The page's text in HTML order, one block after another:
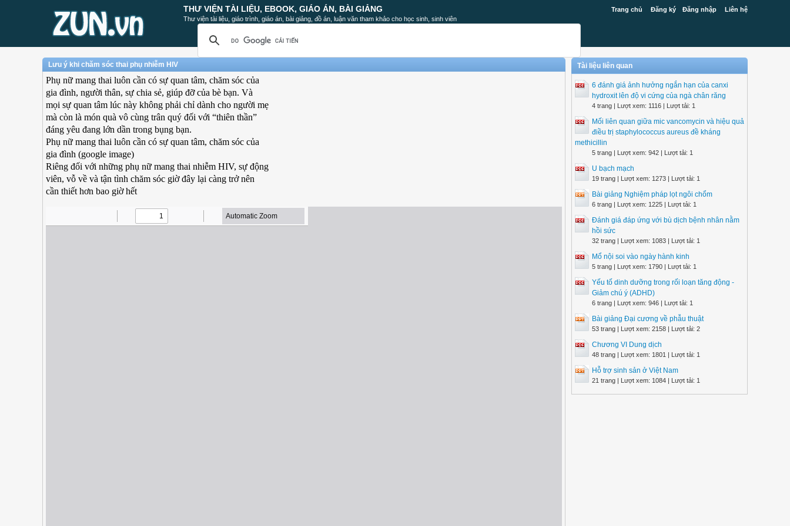
Trang chủ Đăng ký Đăng nhập Liên hệ
THƯ VIỆN TÀI LIỆU, EBOOK, GIÁO ÁN, BÀI GIẢNG
Thư viện tài liệu, giáo trình, giáo án, bài giảng, đồ án, luận văn tham khảo cho học sinh, sinh viên
Lưu ý khi chăm sóc thai phụ nhiễm HIV
Phụ nữ mang thai luôn cần có sự quan tâm, chăm sóc của
gia đình, người thân, sự chia sẻ, giúp đỡ của bè bạn. Và
mọi sự quan tâm lúc này không phải chỉ dành cho người mẹ
mà còn là món quà vô cùng trân quý đối với “thiên thần”
đáng yêu đang lớn dần trong bụng bạn.
Phụ nữ mang thai luôn cần có sự quan tâm, chăm sóc của
gia đình (google image)
Riêng đối với những phụ nữ mang thai nhiễm HIV, sự động
viên, vỗ về và tận tình chăm sóc giờ đây lại càng trở nên
cần thiết hơn bao giờ hết
Tài liệu liên quan
6 đánh giá ảnh hưởng ngắn hạn của canxi
hydroxit lên độ vi cứng của ngà chân răng
4 trang | Lượt xem: 1116 | Lượt tải: 1
Mối liên quan giữa mic vancomycin và hiệu quả
điều trị staphylococcus aureus đề kháng
methicillin
5 trang | Lượt xem: 942 | Lượt tải: 1
U bạch mạch
19 trang | Lượt xem: 1273 | Lượt tải: 1
Bài giảng Nghiệm pháp lọt ngôi chổm
6 trang | Lượt xem: 1225 | Lượt tải: 1
Đánh giá đáp ứng với bù dịch bệnh nhân nằm
hồi sức
32 trang | Lượt xem: 1083 | Lượt tải: 1
Mổ nội soi vào ngày hành kinh
5 trang | Lượt xem: 1790 | Lượt tải: 1
Yếu tố dinh dưỡng trong rối loạn tăng động -
Giảm chú ý (ADHD)
6 trang | Lượt xem: 946 | Lượt tải: 1
Bài giảng Đại cương về phẫu thuật
53 trang | Lượt xem: 2158 | Lượt tải: 2
Chương VI Dung dịch
48 trang | Lượt xem: 1801 | Lượt tải: 1
Hỗ trợ sinh sản ở Việt Nam
21 trang | Lượt xem: 1084 | Lượt tải: 1